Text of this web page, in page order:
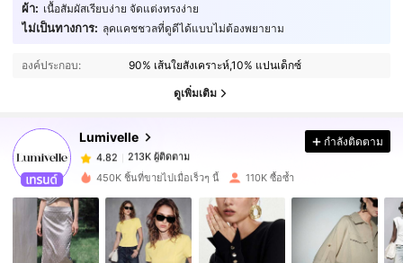
ผ้า: เนื้อสัมผัสเรียบง่าย จัดแต่งทรงง่าย
ไม่เป็นทางการ: ลุคแคชชวลที่ดูดีได้แบบไม่ต้องพยายาม
องค์ประกอบ: 90% เส้นใยสังเคราะห์,10% แปนเด็กซ์
ดูเพิ่มเติม
Lumivelle
4.82 213K ผู้ติดตาม
213K ผู้ติดตาม
4.82
213K ผู้ติดตาม
p***d จ่าย1 วันที่ผ่านมา
4.82 213K ผู้ติดตาม
4.82 213K ผู้ติดตาม
กำลังติดตาม
450K ชิ้นที่ขายไปเมื่อเร็วๆ นี้ 110K ซื้อซ้ำ